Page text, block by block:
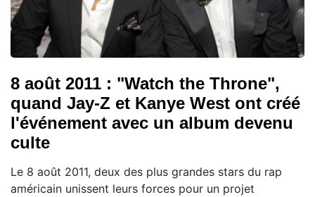
8 août 2011 : "Watch the Throne",
quand Jay-Z et Kanye West ont créé
l'événement avec un album devenu
culte
Le 8 août 2011, deux des plus grandes stars du rap
américain unissent leurs forces pour un projet